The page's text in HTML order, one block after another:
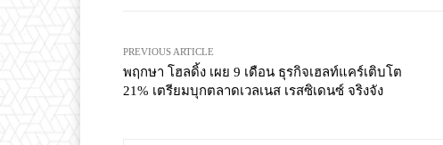
PREVIOUS ARTICLE
พฤกษา โฮลดิ้ง เผย 9 เดือน ธุรกิจเฮลท์แคร์เติบโต
21% เตรียมบุกตลาดเวลเนส เรสซิเดนซ์ จริงจัง